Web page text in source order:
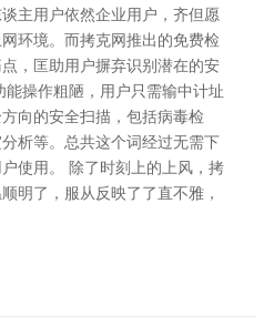
主用户依然企业用户，齐但愿
环境。而拷克网推出的免费检
，匡助用户摒弃识别潜在的安
操作粗陋，用户只需输中计址
向的安全扫描，包括病毒检
析等。总共这个词经过无需下
使用。 除了时刻上的上风，拷
明了，服从反映了了直不雅，